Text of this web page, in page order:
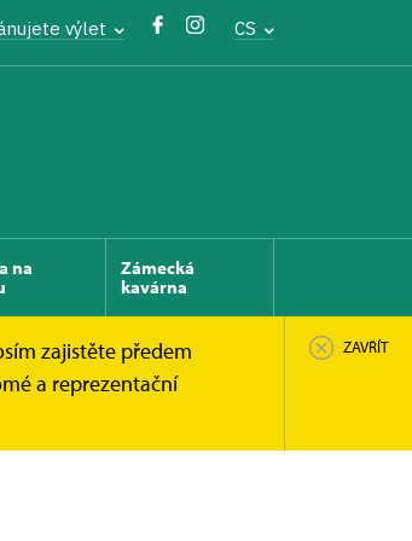
výlet CS
na
Zámecká
kavárna
zajistěte předem
a reprezentační
ZAVŘÍT